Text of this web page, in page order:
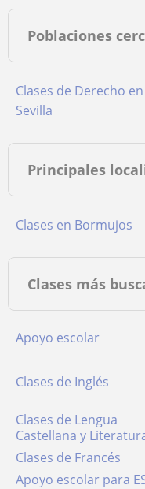
Poblaciones
Clases de Derecho en
Sevilla
Principales
Clases en Bormujos
Clases más
Apoyo escolar
Clases de Inglés
Clases de Lengua
Castellana y
Clases de Francés
Apoyo escolar para